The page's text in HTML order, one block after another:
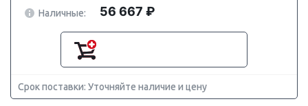
Наличные:
56 667 ₽
Срок поставки: Уточняйте наличие и цену